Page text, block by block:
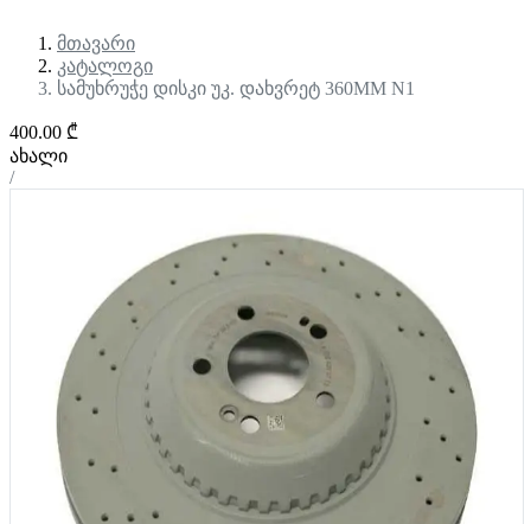
მთავარი
კატალოგი
სამუხრუჭე დისკი უკ. დახვრეტ 360MM N1
400.00 ₾
ახალი
/